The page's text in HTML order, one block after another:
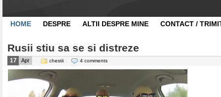
HOME DESPRE ALTII DESPRE MINE CONTACT /
Rusii stiu sa se si distreze
17 Apr chestii 4 comments